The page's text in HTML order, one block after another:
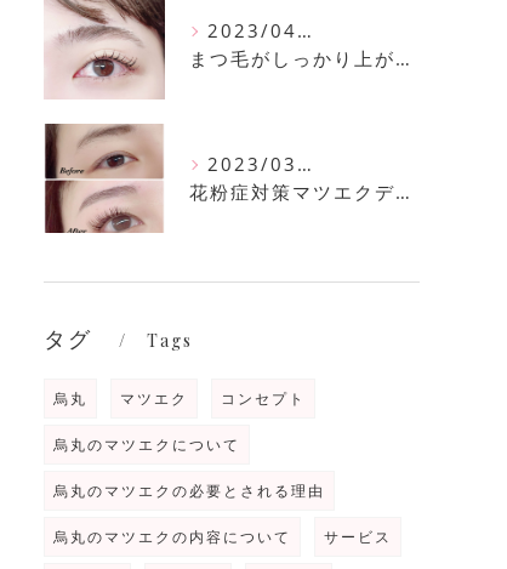
2023/04/11
まつ毛がしっかり上がるまつ毛パーマ
2023/03/30
花粉症対策マツエクデザイン
タグ Tags
烏丸 マツエク コンセプト
烏丸のマツエクについて
烏丸のマツエクの必要とされる理由
烏丸のマツエクの内容について サービス